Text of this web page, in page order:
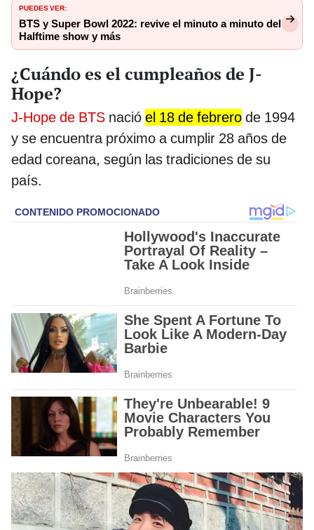
PUEDES VER:
BTS y Super Bowl 2022: revive el minuto a minuto del
Halftime show y más
¿Cuándo es el cumpleaños de J-
Hope?
J-Hope de BTS nació el 18 de febrero de 1994
y se encuentra próximo a cumplir 28 años de
edad coreana, según las tradiciones de su
país.